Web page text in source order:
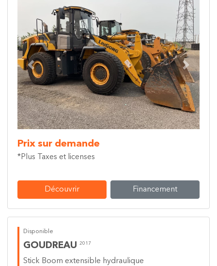
Previous Next
Prix sur demande
*Plus Taxes et licenses
Découvrir Financement
Disponible
GOUDREAU 2017
Stick Boom extensible hydraulique